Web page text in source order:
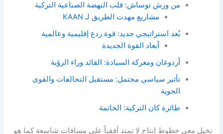
من ورش توساش: قلب النهضة الصناعية التركية
مشاريع مهدت الطريق لـ KAAN
بُعد استراتيجي جديد: قوة ردع إقليمية وعالمية
أبعاد القوة الجديدة
أردوغان ومعركة السيادة: القائد وراء الرؤية
تأثير سياسي محتمل: مستقبل التحالفات والقوى
الجوية
طائرة كان التركية: الخاتمة
تخيل معي خطوط إنتاج لا تمتد أفقياً على مسافات شاسعة كما هو